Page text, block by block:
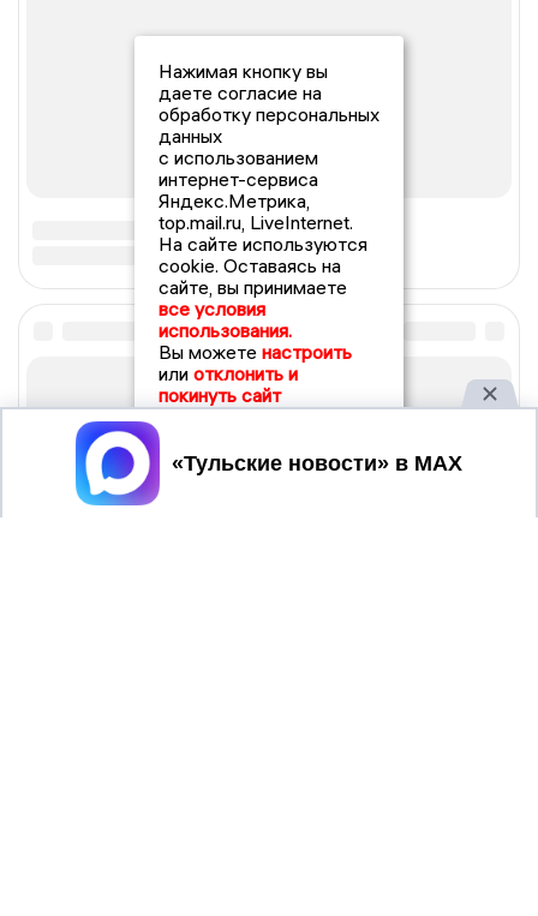
Нажимая кнопку вы
даете согласие на
обработку персональных
данных
с использованием
интернет-сервиса
Яндекс.Метрика,
top.mail.ru, LiveInternet.
На сайте используются
cookie. Оставаясь на
сайте, вы принимаете
все условия
использования.
Вы можете настроить
или отклонить и
покинуть сайт
Принять